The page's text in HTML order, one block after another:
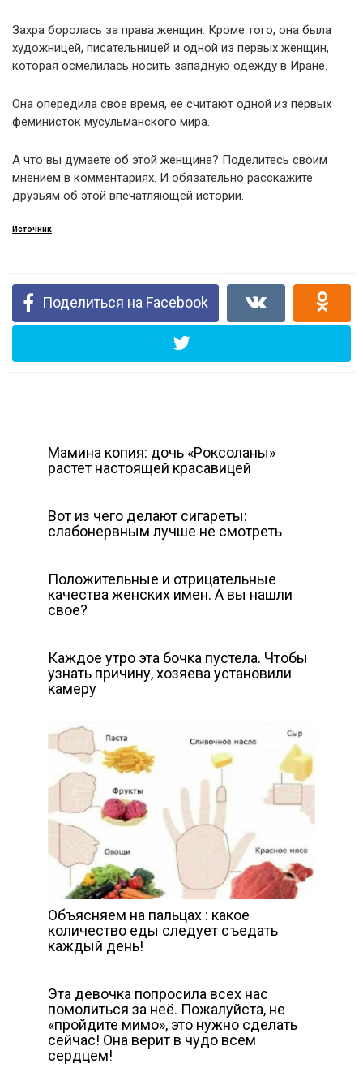
Захра боролась за права женщин. Кроме того, она была
художницей, писательницей и одной из первых женщин,
которая осмелилась носить западную одежду в Иране.
Она опередила свое время, ее считают одной из первых
феминисток мусульманского мира.
А что вы думаете об этой женщине? Поделитесь своим
мнением в комментариях. И обязательно расскажите
друзьям об этой впечатляющей истории.
Источник
Поделиться на Facebook
Мамина копия: дочь «Роксоланы»
растет настоящей красавицей
Вот из чего делают сигареты:
слабонервным лучше не смотреть
Положительные и отрицательные
качества женских имен. А вы нашли
свое?
Каждое утро эта бочка пустела. Чтобы
узнать причину, хозяева установили
камеру
Объясняем на пальцах : какое
количество еды следует съедать
каждый день!
Эта девочка попросила всех нас
помолиться за неё. Пожалуйста, не
«пройдите мимо», это нужно сделать
сейчас! Она верит в чудо всем
сердцем!